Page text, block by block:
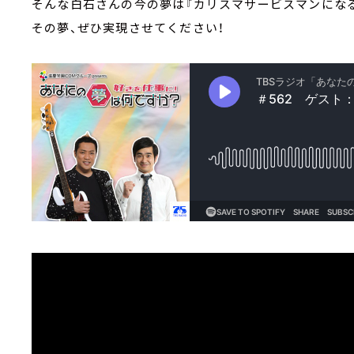
その夢、ぜひ実現させてください！